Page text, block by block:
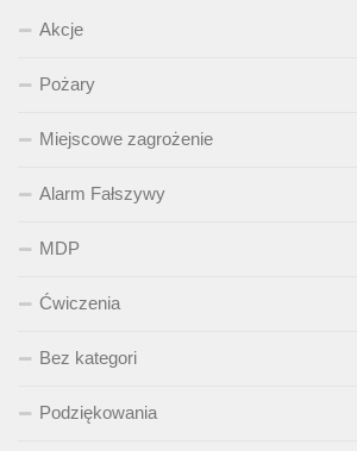
Akcje
Pożary
Miejscowe zagrożenie
Alarm Fałszywy
MDP
Ćwiczenia
Bez kategori
Podziękowania